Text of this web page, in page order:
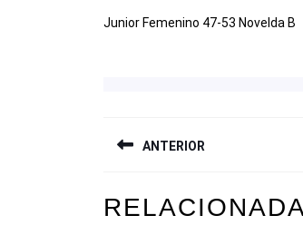
Junior Femenino 47-53 Novelda B
DE
ENTRADAS
ANTERIOR
anterior: